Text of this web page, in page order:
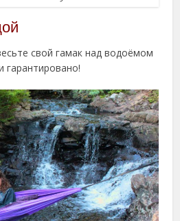
свой гамак над водоёмом